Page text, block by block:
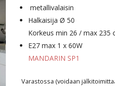
metallivalaisin
Halkaisija Ø 50
Korkeus min 26 / max 235
E27 max 1 x 60W
MANDARIN SP1
Varastossa (voidaan